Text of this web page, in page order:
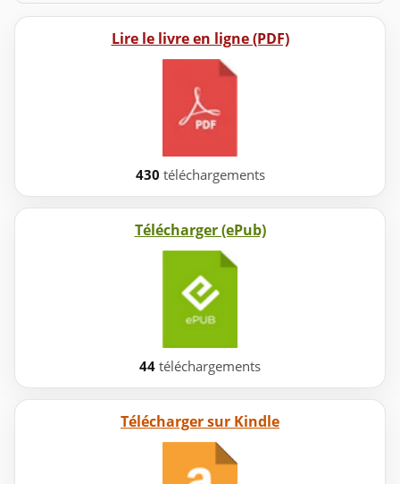
Lire le livre en ligne (PDF)
430 téléchargements
Télécharger (ePub)
44 téléchargements
Télécharger sur Kindle